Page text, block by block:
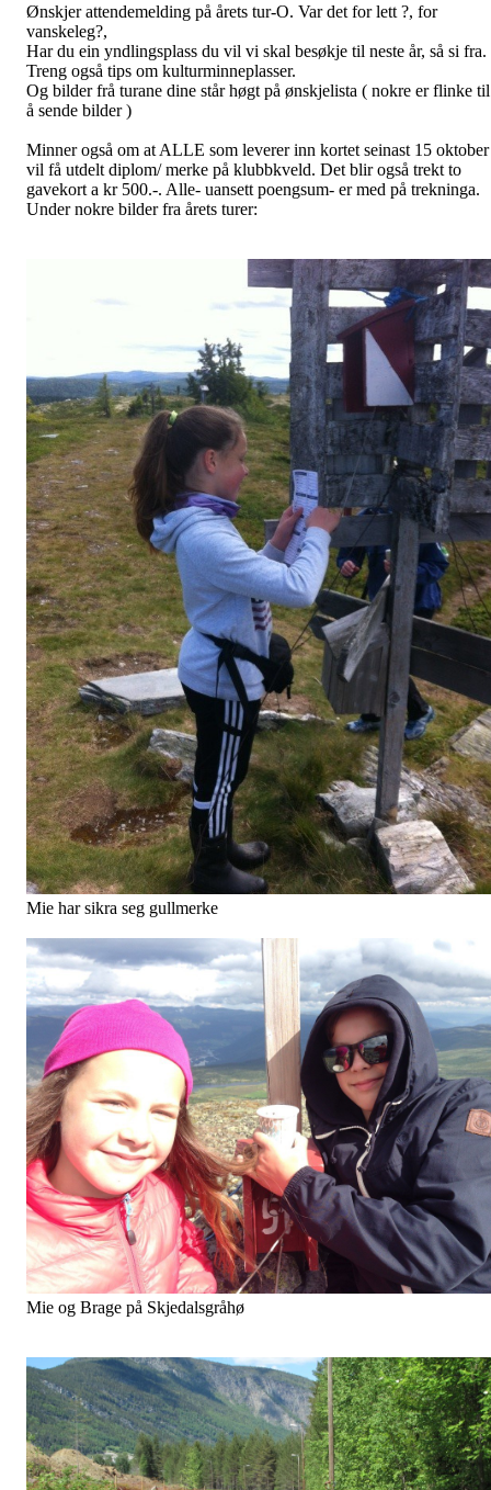
J13. 2 km. Synne på pallen i år som i fjor
Og veteranene Reidun og Tove like etter start. Ser rimeleg spreke
enda.
Desse to oppfordrer alle trimmere til å gje seg med neste år.
Del
INNSPURT TUR-O
Postet av den1. sep 2015
Obs. Vi har nå starta på september månad. Det er nok alle klar
Vil derfor berre minne om at O-postane snart skal ned att.
Så til alle som mangler nokre klypp, så må det gjerast ein skikkeleg
innsats dei siste dagane.
Alle postar må vera nede att til 15.sept. Men vi startar nok arbeidet
helga 12-13. sept
Håper du har hatt mange fine turer i skog og mark, på topper og
tinder.
Ønskjer attendemelding på årets tur-O. Var det for lett ?, for
vanskeleg?,
Har du ein yndlingsplass du vil vi skal besøkje til neste år, så si fra.
Treng også tips om kulturminneplasser.
Og bilder frå turane dine står høgt på ønskjelista ( nokre er flinke til
å sende bilder )
Minner også om at ALLE som leverer inn kortet seinast 15 oktober
vil få utdelt diplom/ merke på klubbkveld. Det blir også trekt to
gavekort a kr 500.-. Alle- uansett poengsum- er med på trekninga.
Under nokre bilder fra årets turer: